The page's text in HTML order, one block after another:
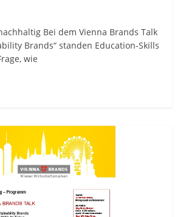
Bei dem Vienna Brands Talk
Brands“ standen Education-Skills
wie